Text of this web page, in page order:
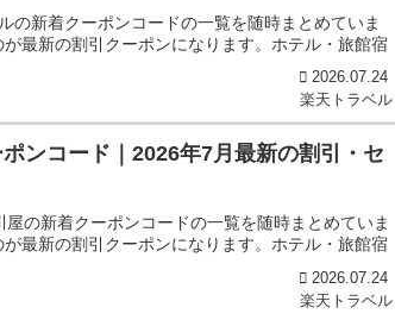
の新着クーポンコードの一覧を随時まとめていま
最新の割引クーポンになります。ホテル・旅館宿
2026.07.24
楽天トラベル
ンコード｜2026年7月最新の割引・セ
の新着クーポンコードの一覧を随時まとめていま
最新の割引クーポンになります。ホテル・旅館宿
2026.07.24
楽天トラベル